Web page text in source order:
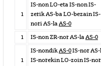
1
IS-non LO-eta IS-non IS-
zerik AS-ba LO-bezain IS-
nori AS-laAS-0
1
IS-non ZR-nor AS-laAS-0
1
IS-nondikAS-0IS-nor
IS-norekin LO-zoin IS-nor